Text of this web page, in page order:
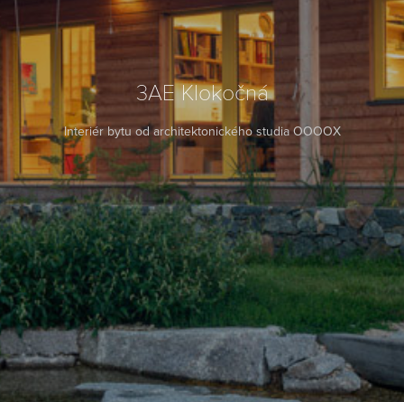
3AE Klokočná
Interiér bytu od architektonického studia OOOOX